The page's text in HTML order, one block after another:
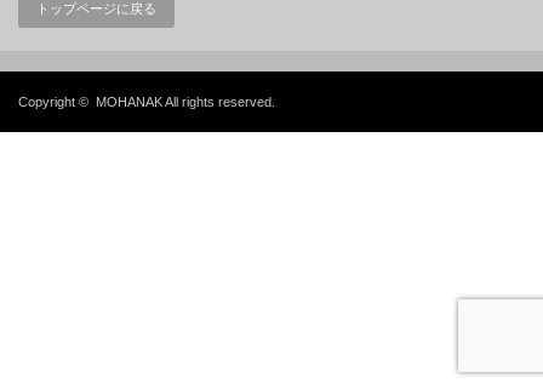
トップページに戻る
Copyright © MOHANAKAll rights reserved.